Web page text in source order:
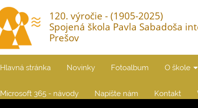
120. výročie - (1905-2025)
Spojená škola Pavla Sabadoša
Prešov
Hlavná stránka Novinky Fotoalbum O škole
Microsoft 365 - návody Napíšte nám Kontakt